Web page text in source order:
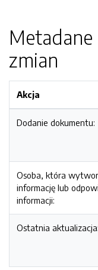
zmian
Akcja
Dodanie dokumentu:
Osoba, która
informację lub
informacji:
Ostatnia aktualizacja: